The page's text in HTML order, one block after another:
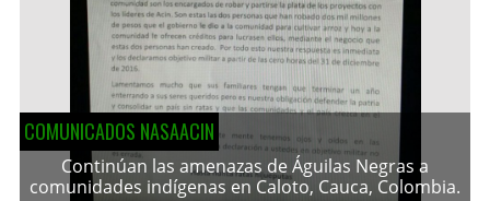
COMUNICADOS NASAACIN
Continúan las amenazas de Águilas Negras a
comunidades indígenas en Caloto, Cauca, Colombia.